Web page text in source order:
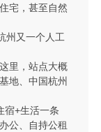
宅，甚至自然
州又一个人工
里，站点大概
地、中国杭州
宿+生活一条
公、自持公租